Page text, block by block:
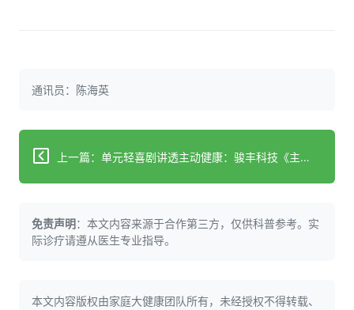
通讯员：陈海英
上一篇：单元轻喜剧讲透主动健康：骏丰科技《主动健康事务所》520上线
免责声明：本文内容来源于合作第三方，仅供科普参考。实
际诊疗请遵从医生专业指导。
本文内容版权由家庭大健康团队所有，未经授权不得转载、